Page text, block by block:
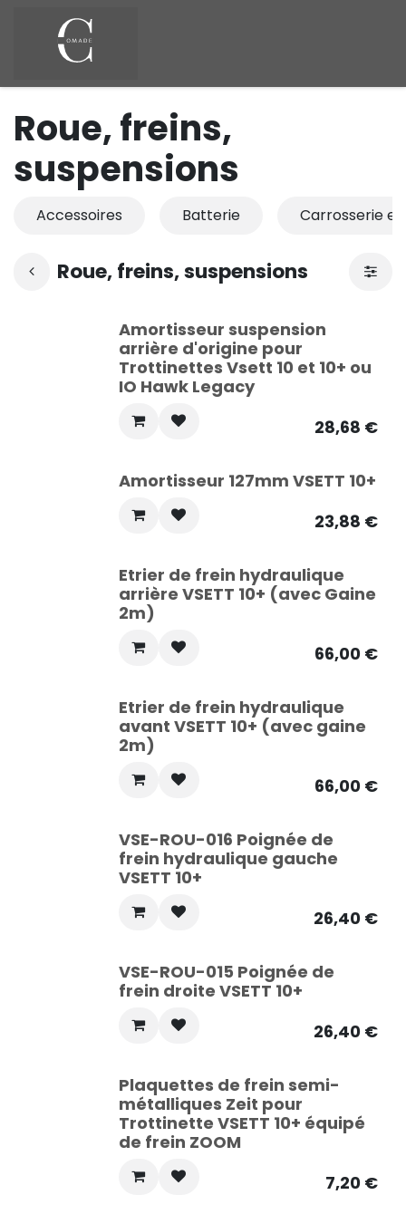
Roue, freins,
suspensions
Accessoires Batterie Carrosserie
Roue, freins, suspensions
Amortisseur suspension
arrière d'origine pour
Trottinettes Vsett 10 et 10+ ou
IO Hawk Legacy
28,68 €
Amortisseur 127mm VSETT 10+
23,88 €
Etrier de frein hydraulique
arrière VSETT 10+ (avec Gaine
2m)
66,00€
Etrier de frein hydraulique
avant VSETT 10+ (avec gaine
2m)
66,00€
VSE-ROU-016 Poignée de
frein hydraulique gauche
VSETT 10+
26,40€
VSE-ROU-015 Poignée de
frein droite VSETT 10+
26,40€
Plaquettes de frein semi-
métalliques Zeit pour
Trottinette VSETT 10+ équipé
de frein ZOOM
7,20€